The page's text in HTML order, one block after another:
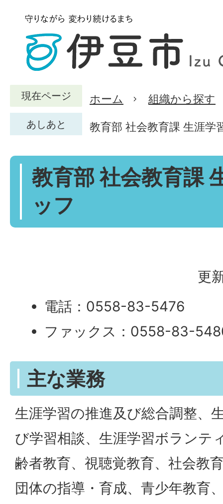
現在ページ ホーム 組織から探す
あしあと 教育部 社会教育課 生涯学
教育部 社会教育課
ッフ
更
電話：0558-83-5476
ファックス：0558-83-
主な業務
生涯学習の推進及び総合調整、
び学習相談、生涯学習ボランテ
齢者教育、視聴覚教育、社会教
団体の指導・育成、青少年教育